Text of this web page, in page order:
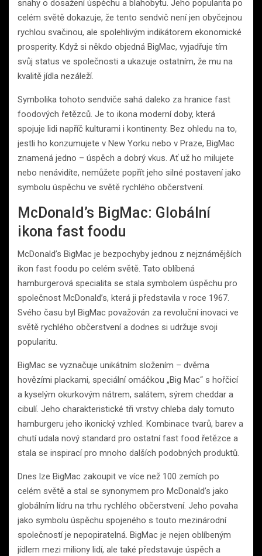
snahy o dosažení úspěchu a blahobytu. Jeho popularita po
celém světě dokazuje, že tento sendvič není jen obyčejnou
rychlou svačinou, ale spolehlivým indikátorem ekonomické
prosperity. Když si někdo objedná BigMac, vyjadřuje tím
svůj status ve společnosti a ukazuje ostatním, že mu na
kvalitě jídla nezáleží.
Symbolika tohoto sendviče sahá daleko za hranice fast
foodových řetězců. Je to ikona moderní doby, která
spojuje lidi napříč kulturami i kontinenty. Bez ohledu na to,
jestli ho konzumujete v New Yorku nebo v Praze, BigMac
znamená jedno – úspěch a dobrý vkus. Ať už ho milujete
nebo nenávidíte, nemůžete popřít jeho silné postavení jako
symbolu úspěchu ve světě rychlého občerstvení.
McDonald’s BigMac: Globální
ikona fast foodu
McDonald’s BigMac je bezpochyby jednou z nejznámějších
ikon fast foodu po celém světě. Tato oblíbená
hamburgerová specialita se stala symbolem úspěchu pro
společnost McDonald’s, která ji představila v roce 1967.
Svého času byl BigMac považován za revoluční inovaci ve
světě rychlého občerstvení a dodnes si udržuje svoji
popularitu.
BigMac se vyznačuje unikátním složením – dvěma
hovězími plackami, speciální omáčkou „Big Mac“ s hořčicí
a kyselým okurkovým nátrem, salátem, sýrem cheddar a
cibulí. Jeho charakteristické tři vrstvy chleba daly tomuto
hamburgeru jeho ikonický vzhled. Kombinace tvarů, barev a
chutí udala nový standard pro ostatní fast food řetězce a
stala se inspirací pro mnoho dalších podobných produktů.
Dnes lze BigMac zakoupit ve více než 100 zemích po
celém světě a stal se synonymem pro McDonald’s jako
globálním lídru na trhu rychlého občerstvení. Jeho povaha
jako symbolu úspěchu spojeného s touto mezinárodní
společností je nepopiratelná. BigMac je nejen oblíbeným
jídlem mezi miliony lidí, ale také představuje úspěch a